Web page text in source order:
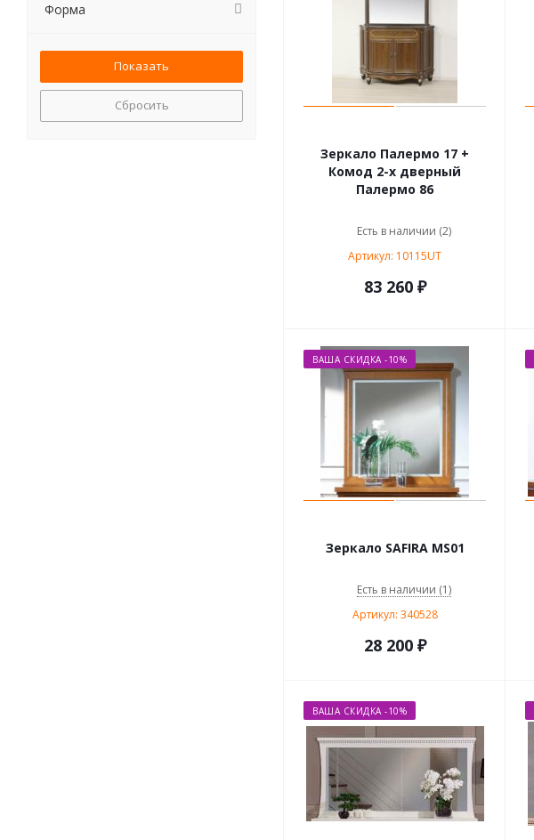
Зеркало Палермо 17 +
Комод 2-х дверный
Палермо 86
Есть в наличии (2)
Артикул: 10115UT
83 260 ₽
ВАША СКИДКА -10%
Зеркало SAFIRA MS01
Есть в наличии (1)
Артикул: 340528
28 200₽
ВАША СКИДКА -10%
Форма
Сбросить